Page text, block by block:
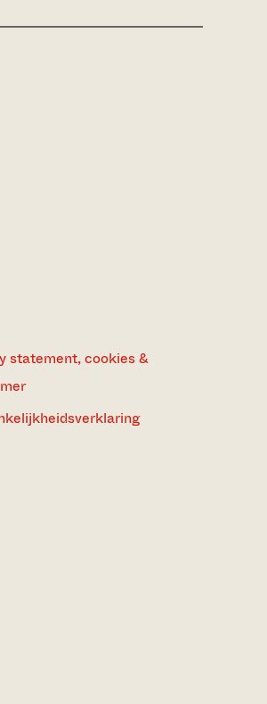
statement, cookies &